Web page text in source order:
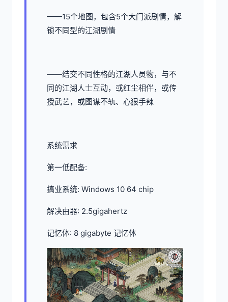
——15个地图，包含5个大门派剧情，解
锁不同型的江湖剧情
——结交不同性格的江湖人员物，与不
同的江湖人士互动，或红尘相伴，或传
授武艺，或图谋不轨、心狠手辣
系统需求
第一低配备:
搞业系统: Windows 10 64 chip
解决由器: 2.5gigahertz
记忆体: 8 gigabyte 记忆体